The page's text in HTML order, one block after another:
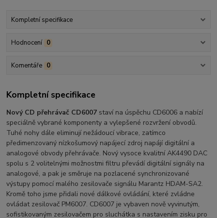
Kompletní specifikace
Hodnocení 0
Komentáře 0
Kompletní specifikace
Nový CD přehrávač CD6007 staví na úspěchu CD6006 a nabízí
speciálně vybrané komponenty a vylepšené rozvržení obvodů.
Tuhé nohy dále eliminují nežádoucí vibrace, zatímco
předimenzovaný nízkošumový napájecí zdroj napájí digitální a
analogové obvody přehrávače. Nový vysoce kvalitní AK4490 DAC
spolu s 2 volitelnými možnostmi filtru převádí digitální signály na
analogové, a pak je směruje na pozlacené synchronizované
výstupy pomocí malého zesilovače signálu Marantz HDAM-SA2.
Kromě toho jsme přidali nové dálkové ovládání, které zvládne
ovládat zesilovač PM6007. CD6007 je vybaven nově vyvinutým,
sofistikovaným zesilovačem pro sluchátka s nastavením zisku pro